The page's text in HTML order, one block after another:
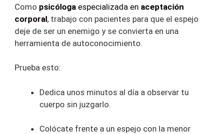
Como psicóloga especializada en aceptación
corporal, trabajo con pacientes para que el espejo
deje de ser un enemigo y se convierta en una
herramienta de autoconocimiento.
Prueba esto:
Dedica unos minutos al día a observar tu
cuerpo sin juzgarlo.
Colócate frente a un espejo con la menor